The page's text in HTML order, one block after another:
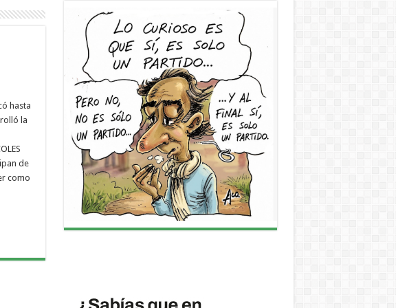
hasta
la
de
como